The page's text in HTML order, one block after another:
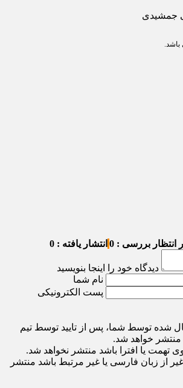
جمشیدی
انتظار بررسی : 0 انتشار یافته : 0
دیدگاه خود را اینجا بنویسید
نام شما
پست الکترونیکی
شده توسط شما، پس از تایید توسط تیم
خواهد شد.
تهمت یا افترا باشد منتشر نخواهد شد.
از زبان فارسی یا غیر مرتبط باشد منتشر